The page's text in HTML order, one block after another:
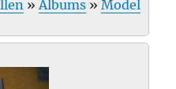
»Albums »Model